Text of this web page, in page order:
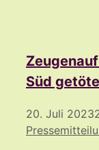
Süd
20. Juli 2023